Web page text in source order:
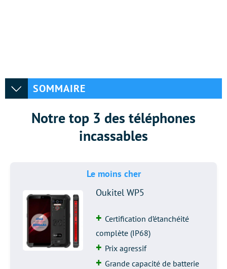
SOMMAIRE
Notre top 3 des téléphones
incassables
Le moins cher
Oukitel WP5
Certification d’étanchéité
complète (IP68)
Prix agressif
Grande capacité de batterie